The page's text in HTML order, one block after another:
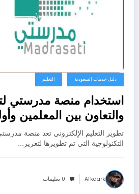
دليل خدمات السعودية التعليم
استخدام منصة مدرستي
والتعاون بين المعلمين
تطوير التعليم الإلكتروني تعد منصة
التكنولوجية التي تم تطويرها لتعزيز…
Afkaark 0 تعليقات